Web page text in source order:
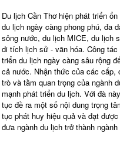
Du lịch Cần Thơ hiện phát triển
du lịch ngày càng phong phú, đa
sông nước, du lịch MICE, du lịch
di tích lịch sử - văn hóa. Công
triển du lịch ngày càng sâu rộng
cả nước. Nhận thức của các
trò và tầm quan trọng của ngành
mạnh phát triển du lịch. Với đà
tục đề ra một số nội dung trọng
tục phát huy hiệu quả và đạt
đưa ngành du lịch trở thành